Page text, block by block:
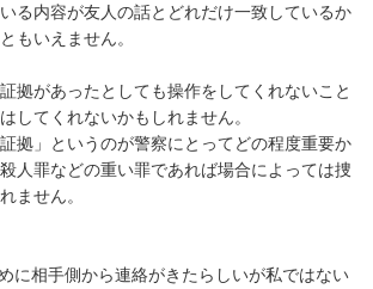
る内容が友人の話とどれだけ一致しているか
もいえません。
拠があったとしても操作をしてくれないこと
してくれないかもしれません。
拠」というのが警察にとってどの程度重要か
人罪などの重い罪であれば場合によっては捜
ません。
に相手側から連絡がきたらしいが私ではない